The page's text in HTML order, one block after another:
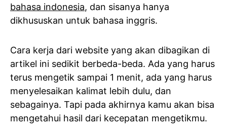
bahasa indonesia, dan sisanya hanya
dikhususkan untuk bahasa inggris.
Cara kerja dari website yang akan dibagikan di
artikel ini sedikit berbeda-beda. Ada yang harus
terus mengetik sampai 1 menit, ada yang harus
menyelesaikan kalimat lebih dulu, dan
sebagainya. Tapi pada akhirnya kamu akan bisa
mengetahui hasil dari kecepatan mengetikmu.